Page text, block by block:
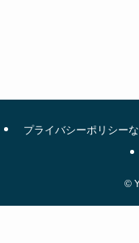
プライバシーポリシー
©